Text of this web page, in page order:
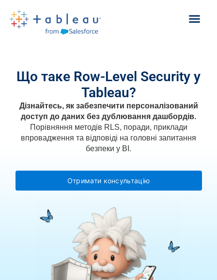
Що таке Row-Level Security у
Tableau?
Дізнайтесь, як забезпечити персоналізований
доступ до даних без дублювання дашбордів.
Порівняння методів RLS, поради, приклади
впровадження та відповіді на головні запитання
безпеки у BI.
Отримати консультацію